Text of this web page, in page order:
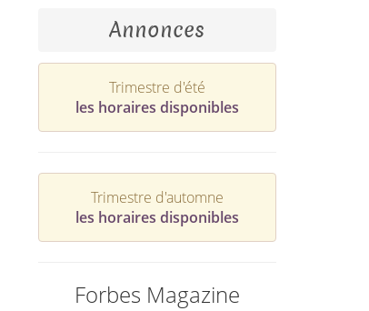
Annonces
Trimestre d'été
les horaires disponibles
Trimestre d'automne
les horaires disponibles
Forbes Magazine